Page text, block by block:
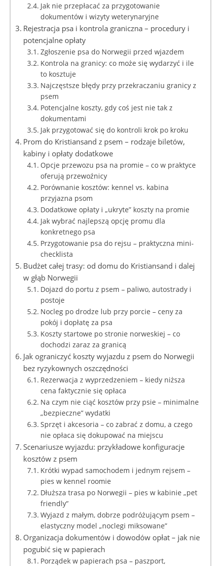
Jak nie przepłacać za przygotowanie
dokumentów i wizyty weterynaryjne
Rejestracja psa i kontrola graniczna – procedury i
potencjalne opłaty
Zgłoszenie psa do Norwegii przed wjazdem
Kontrola na granicy: co może się wydarzyć i ile
to kosztuje
Najczęstsze błędy przy przekraczaniu granicy z
psem
Potencjalne koszty, gdy coś jest nie tak z
dokumentami
Jak przygotować się do kontroli krok po kroku
Prom do Kristiansand z psem – rodzaje biletów,
kabiny i opłaty dodatkowe
Opcje przewozu psa na promie – co w praktyce
oferują przewoźnicy
Porównanie kosztów: kennel vs. kabina
przyjazna psom
Dodatkowe opłaty i „ukryte” koszty na promie
Jak wybrać najlepszą opcję promu dla
konkretnego psa
Przygotowanie psa do rejsu – praktyczna mini-
checklista
Budżet całej trasy: od domu do Kristiansand i dalej
w głąb Norwegii
Dojazd do portu z psem – paliwo, autostrady i
postoje
Nocleg po drodze lub przy porcie – ceny za
pokój i dopłatę za psa
Koszty startowe po stronie norweskiej – co
dochodzi zaraz za granicą
Jak ograniczyć koszty wyjazdu z psem do Norwegii
bez ryzykownych oszczędności
Rezerwacja z wyprzedzeniem – kiedy niższa
cena faktycznie się opłaca
Na czym nie ciąć kosztów przy psie – minimalne
„bezpieczne” wydatki
Sprzęt i akcesoria – co zabrać z domu, a czego
nie opłaca się dokupować na miejscu
Scenariusze wyjazdu: przykładowe konfiguracje
kosztów z psem
Krótki wypad samochodem i jednym rejsem –
pies w kennel roomie
Dłuższa trasa po Norwegii – pies w kabinie „pet
friendly”
Wyjazd z małym, dobrze podróżującym psem –
elastyczny model „noclegi miksowane”
Organizacja dokumentów i dowodów opłat – jak nie
pogubić się w papierach
Porządek w papierach psa – paszport,